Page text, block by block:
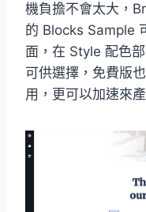
機負擔不會太大，
的 Blocks Sample
面，在 Style 配色
可供選擇，免費版
用，更可以加速來